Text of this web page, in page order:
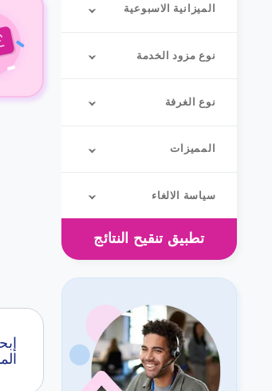
الميزانية الاسبوعية
نوع مزود الخدمة
نوع الغرفة
المميزات
سياسة الالغاء
تطبيق تنقيح النتائج